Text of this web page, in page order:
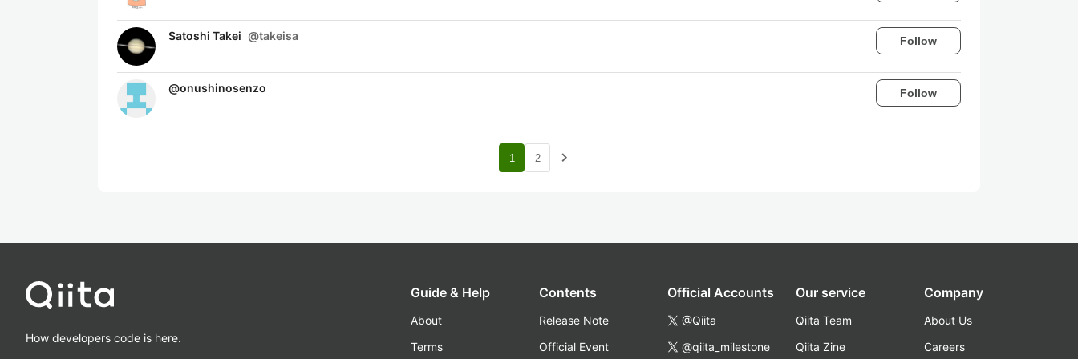
Satoshi Takei @takeisa Follow
@onushinosenzo Follow
1 2 navigate_next
How developers code is here.
Guide & Help
About
Terms
Contents
Release Note
Official Event
Official Accounts
@Qiita
@qiita_milestone
Our service
Qiita Team
Qiita Zine
Company
About Us
Careers